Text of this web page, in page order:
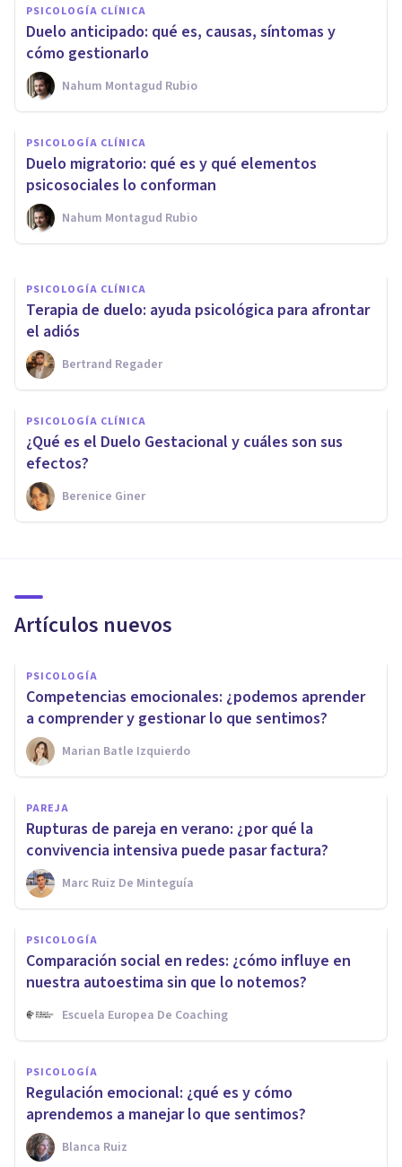
PSICOLOGÍA CLÍNICA
Duelo anticipado: qué es, causas, síntomas y
cómo gestionarlo
Nahum Montagud Rubio
PSICOLOGÍA CLÍNICA
Duelo migratorio: qué es y qué elementos
psicosociales lo conforman
Nahum Montagud Rubio
El duelo en tiempos de
pandemia
Guillermo Orozco
PSICOLOGÍA CLÍNICA
Terapia de duelo: ayuda psicológica para afrontar
el adiós
Bertrand Regader
PSICOLOGÍA CLÍNICA
¿Qué es el Duelo Gestacional y cuáles son sus
efectos?
Berenice Giner
Artículos nuevos
PSICOLOGÍA
Competencias emocionales: ¿podemos aprender
a comprender y gestionar lo que sentimos?
Marian Batle Izquierdo
PAREJA
Rupturas de pareja en verano: ¿por qué la
convivencia intensiva puede pasar factura?
Marc Ruiz De Minteguía
PSICOLOGÍA
Comparación social en redes: ¿cómo influye en
nuestra autoestima sin que lo notemos?
Escuela Europea De Coaching
PSICOLOGÍA
Regulación emocional: ¿qué es y cómo
aprendemos a manejar lo que sentimos?
Blanca Ruiz